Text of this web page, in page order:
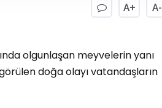
A+ A-
olgunlaşan meyvelerin yanı
doğa olayı vatandaşların